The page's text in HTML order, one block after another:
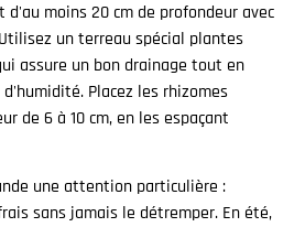
d'au moins 20 cm de profondeur avec
un terreau spécial plantes
assure un bon drainage tout en
Placez les rhizomes
de 6 à 10 cm, en les espaçant
une attention particulière :
sans jamais le détremper. En été,